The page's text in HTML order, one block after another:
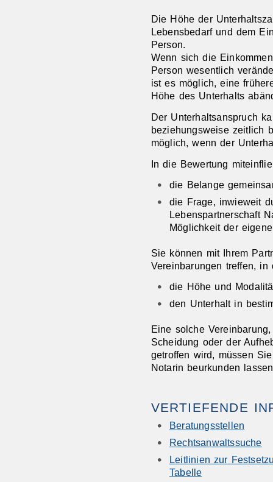
Die Höhe der
Lebensbedarf und dem
Person.
Wenn sich die
Person wesentlich
ist es möglich, eine
Höhe des Unterhalts
Der Unterhaltsanspruch
beziehungsweise zeitlich
möglich, wenn der
In die Bewertung
die Belange
die Frage, inwieweit
Lebenspartnerschaft
Möglichkeit der
Sie können mit Ihrem
Vereinbarungen treffen, in
die Höhe und
den Unterhalt in
Eine solche
Scheidung oder der
getroffen wird, müssen
Notarin beurkunden
VERTIEFENDE
Beratungsstellen
Rechtsanwaltssuche
Leitlinien zur
Tabelle